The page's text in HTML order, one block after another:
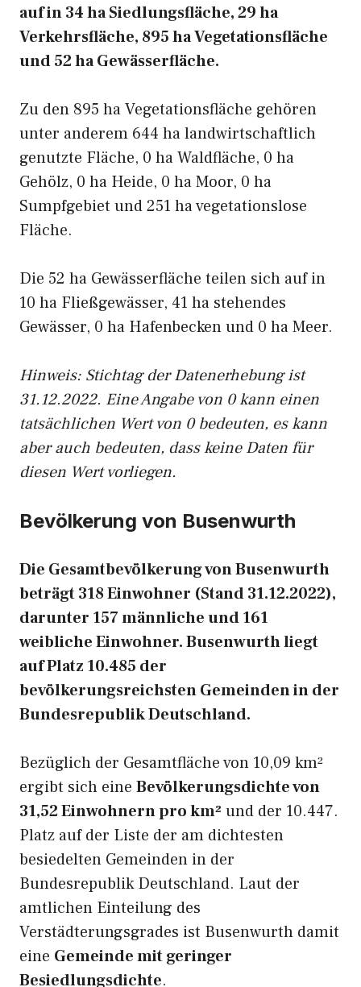
auf in 34 ha Siedlungsfläche, 29 ha
Verkehrsfläche, 895 ha Vegetationsfläche
und 52 ha Gewässerfläche.
Zu den 895 ha Vegetationsfläche gehören
unter anderem 644 ha landwirtschaftlich
genutzte Fläche, 0 ha Waldfläche, 0 ha
Gehölz, 0 ha Heide, 0 ha Moor, 0 ha
Sumpfgebiet und 251 ha vegetationslose
Fläche.
Die 52 ha Gewässerfläche teilen sich auf in
10 ha Fließgewässer, 41 ha stehendes
Gewässer, 0 ha Hafenbecken und 0 ha Meer.
Hinweis: Stichtag der Datenerhebung ist
31.12.2022. Eine Angabe von 0 kann einen
tatsächlichen Wert von 0 bedeuten, es kann
aber auch bedeuten, dass keine Daten für
diesen Wert vorliegen.
Bevölkerung von Busenwurth
Die Gesamtbevölkerung von Busenwurth
beträgt 318 Einwohner (Stand 31.12.2022),
darunter 157 männliche und 161
weibliche Einwohner. Busenwurth liegt
auf Platz 10.485 der
bevölkerungsreichsten Gemeinden in der
Bundesrepublik Deutschland.
Bezüglich der Gesamtfläche von 10,09 km²
ergibt sich eine Bevölkerungsdichte von
31,52 Einwohnern pro km² und der 10.447.
Platz auf der Liste der am dichtesten
besiedelten Gemeinden in der
Bundesrepublik Deutschland. Laut der
amtlichen Einteilung des
Verstädterungsgrades ist Busenwurth damit
eine Gemeinde mit geringer
Besiedlungsdichte.